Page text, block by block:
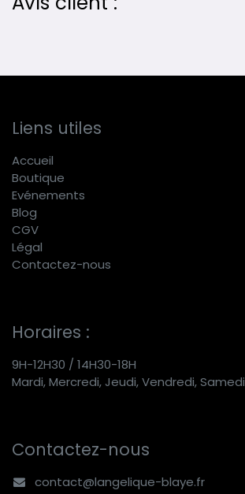
Liens utiles
Accueil
Boutique
Evénements
Blog
CGV
Légal
Contactez-nous
Horaires :
9H-12H30 / 14H30-18H
Mardi, Mercredi, Jeudi, Vendredi, Samedi
Contactez-nous
contact@langelique-blaye.fr